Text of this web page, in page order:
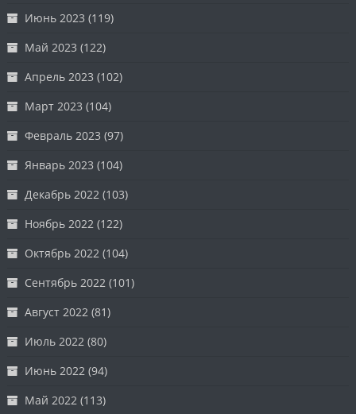
Июнь 2023 (119)
Май 2023 (122)
Апрель 2023 (102)
Март 2023 (104)
Февраль 2023 (97)
Январь 2023 (104)
Декабрь 2022 (103)
Ноябрь 2022 (122)
Октябрь 2022 (104)
Сентябрь 2022 (101)
Август 2022 (81)
Июль 2022 (80)
Июнь 2022 (94)
Май 2022 (113)